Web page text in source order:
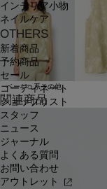
インテリア小物
ネイルケア
OTHERS
新着商品
予約商品
セール
コーディネート
ショップリスト
スタッフ
ニュース
ジャーナル
よくある質問
お問い合わせ
アウトレット
ベージュ系その他
関連商品